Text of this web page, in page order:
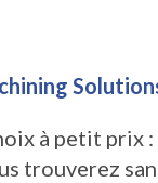
à petit prix :
trouverez